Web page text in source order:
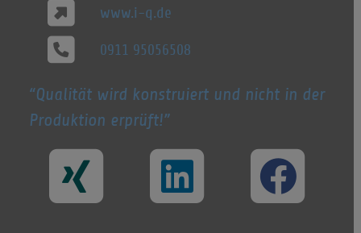
www.i-q.de
0911 95056508
Qualität wird konstruiert und nicht in der
Produktion erprüft!